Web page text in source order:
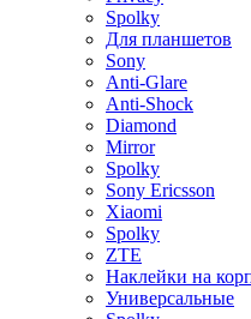
Spolky
Для планшетов
Sony
Anti-Glare
Anti-Shock
Diamond
Mirror
Spolky
Sony Ericsson
Xiaomi
Spolky
ZTE
Наклейки на
Универсальные